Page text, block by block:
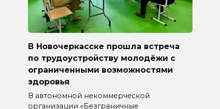
В Новочеркасске прошла встреча
по трудоустройству молодёжи с
ограниченными возможностями
здоровья
В автономной некоммерческой
организации «Безграничные